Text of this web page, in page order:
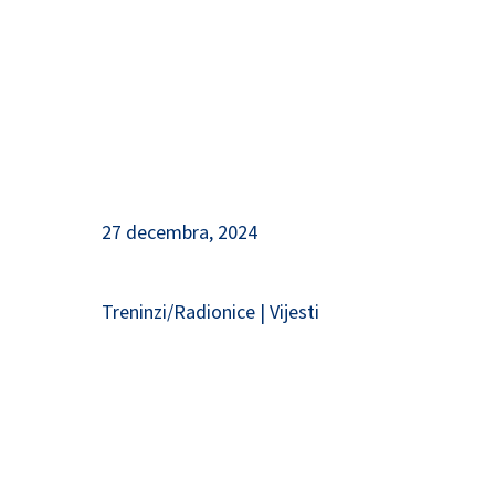
27 decembra, 2024
Treninzi/Radionice| Vijesti